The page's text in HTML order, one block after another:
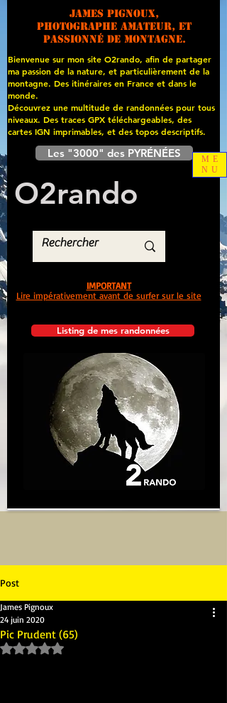
James PIGNOUX,
photographe amateur, et
passionné de montagne.
Bienvenue sur mon site O2rando, afin de partager
ma passion de la nature, et particulièrement de la
montagne. Des itinéraires en France et dans le
monde.
Découvrez une multitude de randonnées pour tous
niveaux. Des traces GPX téléchargeables, des
cartes IGN imprimables, et des topos descriptifs.
Les "3000" des PYRÉNÉES
O2rando
Listing de mes randonnées
IMPORTANT
Lire impérativement avant de surfer sur le site
ME
NU
Post
Pic Prudent (65)
James Pignoux
24 juin 2020
Noté NaN étoiles sur 5.